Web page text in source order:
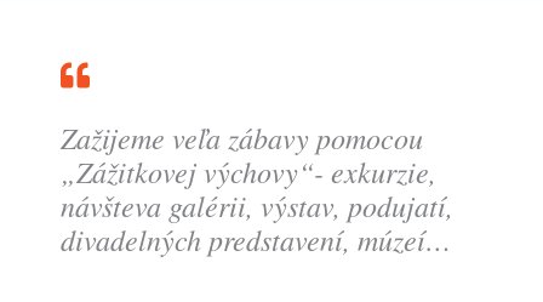
Zažijeme veľa zábavy pomocou
„Zážitkovej výchovy“- exkurzie,
návšteva galérii, výstav, podujatí,
divadelných predstavení, múzeí…